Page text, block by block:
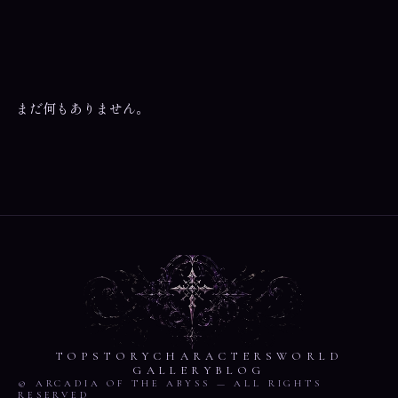
まだ何もありません。
TOP STORY CHARACTERSWORLD
GALLERY BLOG
© ARCADIA OF THE ABYSS — ALL RIGHTS
RESERVED